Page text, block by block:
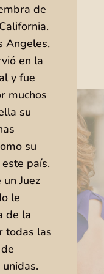
de
Angeles,
en la
y fue
muchos
su
su
país.
Juez
le
de la
todas las